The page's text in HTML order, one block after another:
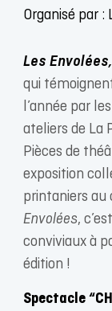
Organisé par
Les Envolées,
qui
l’année par
ateliers de La
Pièces de
exposition
printaniers au
Envolées,
conviviaux à
édition !
Spectacle